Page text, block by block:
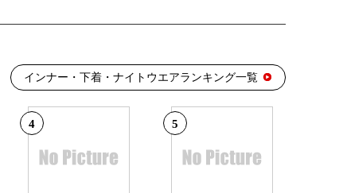
インナー・下着・ナイトウエアランキング一覧
4 5